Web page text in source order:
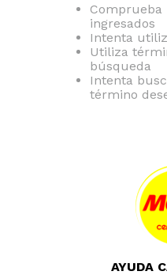
Comprueba
ingresados
Intenta
Utiliza
búsqueda
Intenta
término
AYUDA